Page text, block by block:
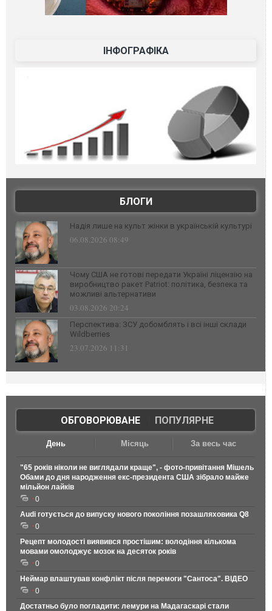
ІНФОГРАФІКА
БЛОГИ
Надія лише на культ жінки в українській культурі
06.08.2026 08:49
Чому США не готові передати Україні ліцензію на
виробництво ракет Patriot: політика, безпека та
можливі альтернативи
03.08.2026 20:24
Перспектива: ЗСУ добомблять і всі інші склади
Wildberries
23.07.2026 11:31
ОБГОВОРЮВАНЕ| ПОПУЛЯРНЕ
День Місяць За весь час
"65 років ніколи не виглядали краще", - фото-привітання Мішель
Обами до дня народження екс-президента США зібрало майже
мільйон лайків
0
Audi готується до випуску нового покоління позашляховика Q8
0
Рецепт молодості виявився простішим: володіння кількома
мовами омолоджує мозок на десяток років
0
Неймар влаштував конфлікт після перемоги "Сантоса". ВІДЕО
0
Достатньо було погладити: лемури на Мадагаскарі стали